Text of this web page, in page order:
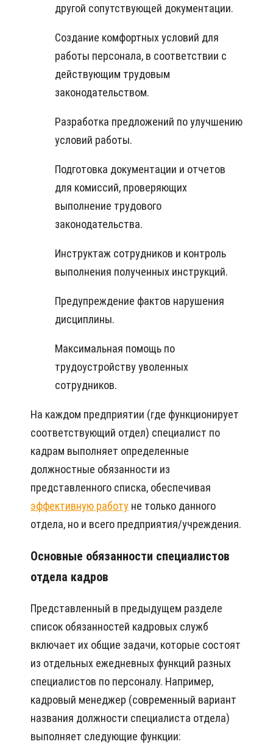
другой сопутствующей документации.
Создание комфортных условий для
работы персонала, в соответствии с
действующим трудовым
законодательством.
Разработка предложений по улучшению
условий работы.
Подготовка документации и отчетов
для комиссий, проверяющих
выполнение трудового
законодательства.
Инструктаж сотрудников и контроль
выполнения полученных инструкций.
Предупреждение фактов нарушения
дисциплины.
Максимальная помощь по
трудоустройству уволенных
сотрудников.
На каждом предприятии (где функционирует
соответствующий отдел) специалист по
кадрам выполняет определенные
должностные обязанности из
представленного списка, обеспечивая
эффективную работу не только данного
отдела, но и всего предприятия/учреждения.
Основные обязанности специалистов
отдела кадров
Представленный в предыдущем разделе
список обязанностей кадровых служб
включает их общие задачи, которые состоят
из отдельных ежедневных функций разных
специалистов по персоналу. Например,
кадровый менеджер (современный вариант
названия должности специалиста отдела)
выполняет следующие функции: